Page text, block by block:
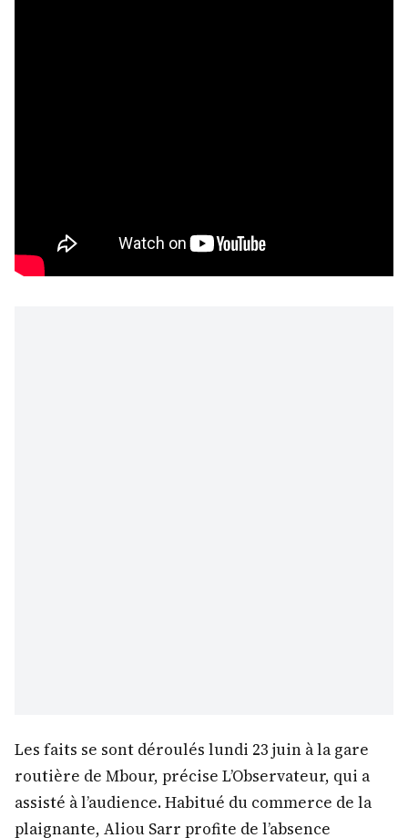
Les faits se sont déroulés lundi 23 juin à la gare
routière de Mbour, précise L’Observateur, qui a
assisté à l’audience. Habitué du commerce de la
plaignante, Aliou Sarr profite de l’absence